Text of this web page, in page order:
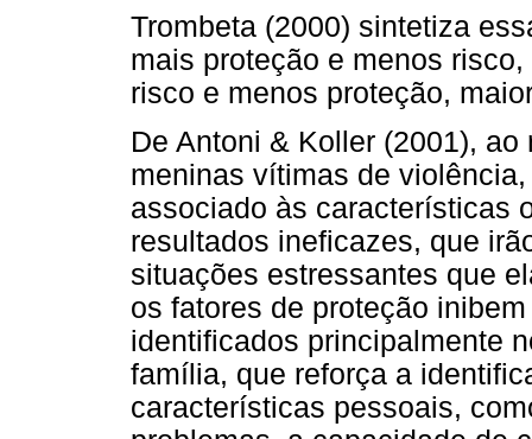
Trombeta (2000) sintetiza
mais proteção e menos
risco e menos proteção,
De Antoni & Koller (2001),
meninas vítimas de
associado às características
resultados ineficazes, que
situações estressantes que
os fatores de proteção
identificados principalmente
família, que reforça a
características pessoais,